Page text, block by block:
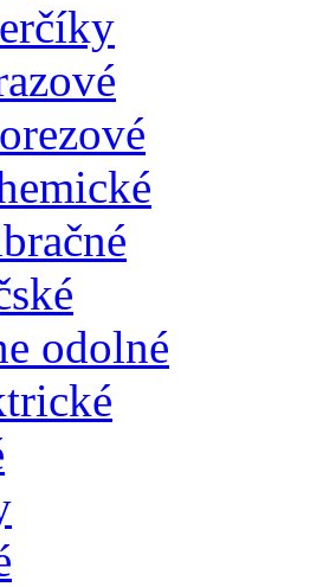
odolné